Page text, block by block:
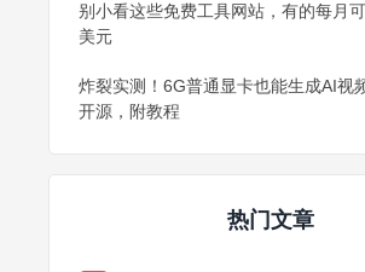
别小看这些免费工具网站，有的每月
美元
炸裂实测！6G普通显卡也能生成AI视
开源，附教程
热门文章